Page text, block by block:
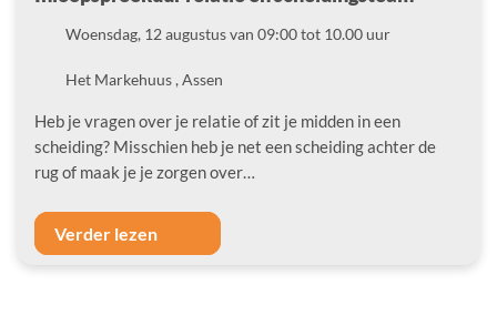
DatumWoensdag, 12 augustus van 09:00 tot 10.00 uur
LocatieHet Markehuus , Assen
Heb je vragen over je relatie of zit je midden in een
scheiding? Misschien heb je net een scheiding achter de
rug of maak je je zorgen over…
Verder lezen